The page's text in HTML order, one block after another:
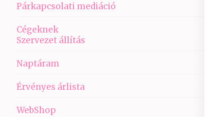
Párkapcsolati mediáció
Cégeknek
Szervezet állítás
Naptáram
Érvényes árlista
WebShop